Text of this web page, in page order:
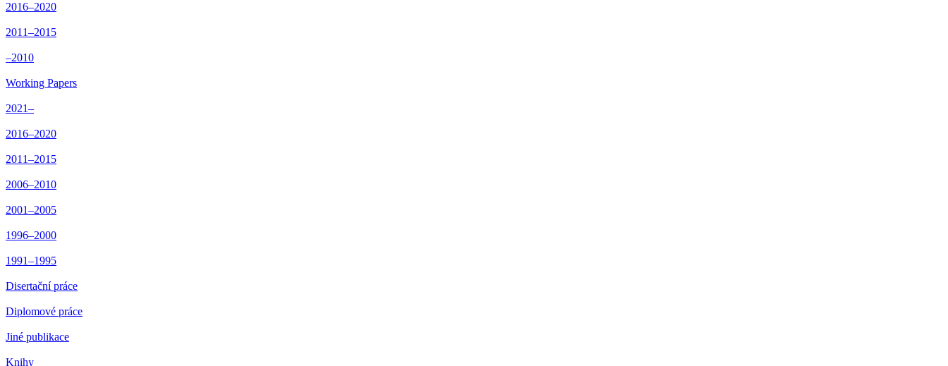
2016–2020
2011–2015
–2010
Working Papers
2021–
2016–2020
2011–2015
2006–2010
2001–2005
1996–2000
1991–1995
Disertační práce
Diplomové práce
Jiné publikace
Knihy